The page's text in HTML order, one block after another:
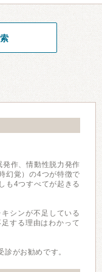
作、情動性脱力発作
幻覚）の4つが特徴で
も4つすべてが起きる
シンが不足している
する理由はわかって
がお勧めです。